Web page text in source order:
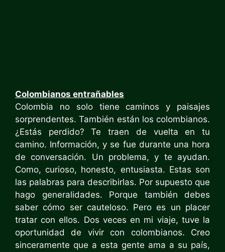
Colombianos entrañables
Colombia no solo tiene caminos y paisajes
sorprendentes. También están los colombianos.
¿Estás perdido? Te traen de vuelta en tu
camino. Información, y se fue durante una hora
de conversación. Un problema, y ​​te ayudan.
Como, curioso, honesto, entusiasta. Estas son
las palabras para describirlas. Por supuesto que
hago generalidades. Porque también debes
saber cómo ser cauteloso. Pero es un placer
tratar con ellos. Dos veces en mi viaje, tuve la
oportunidad de vivir con colombianos. Creo
sinceramente que a esta gente ama a su país,